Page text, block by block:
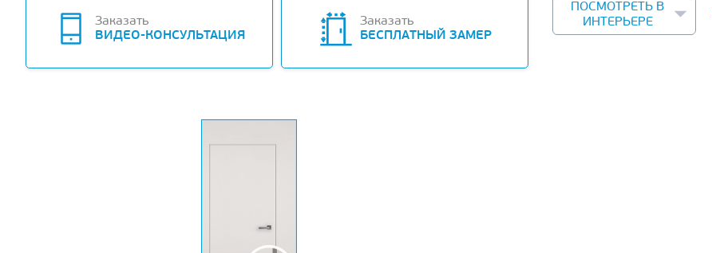
Заказать
ВИДЕО-КОНСУЛЬТАЦИЯ
Заказать
БЕСПЛАТНЫЙ ЗАМЕР
ПОСМОТРЕТЬ В
ИНТЕРЬЕРЕ